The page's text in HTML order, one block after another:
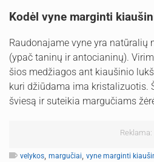
Kodėl vyne marginti
Raudonajame vyne yra natūralių
(ypač taninų ir antocianinų).
šios medžiagos ant kiaušinio
kuri džiūdama ima kristalizuotis.
šviesą ir suteikia margučiams
Reklama:
velykos, margučiai, vyne marginti